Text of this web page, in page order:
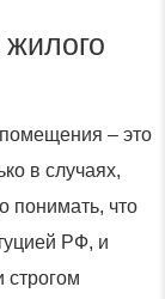
– это
в случаях,
понимать, что
РФ, и